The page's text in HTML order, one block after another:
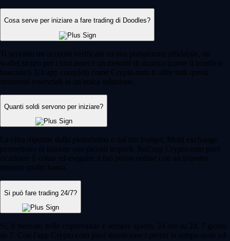
Cosa serve per iniziare a fare trading di Doodles?
Ti servono un account verificato su una piattaforma affidabile, un
wallet sicuro per i tuoi asset e un metodo di ricarica (come il bonifico
bancario). Un'app completa come Crypto.com ti offre tutti questi
strumenti essenziali in un'unica soluzione.
Quanti soldi servono per iniziare?
La cifra dipende dalla piattaforma e dal tuo budget. Molti exchange
permettono di iniziare con piccoli importi. Sull'app Crypto.com puoi
ricaricare il conto ed eseguire il tuo primo ordine con un importo
minimo molto basso.
Si può fare trading 24/7?
Sì, il mercato delle criptovalute è sempre aperto, 24 ore su 24, 7 giorni
su 7. Con l'app Crypto.com puoi monitorare i prezzi in tempo reale ed